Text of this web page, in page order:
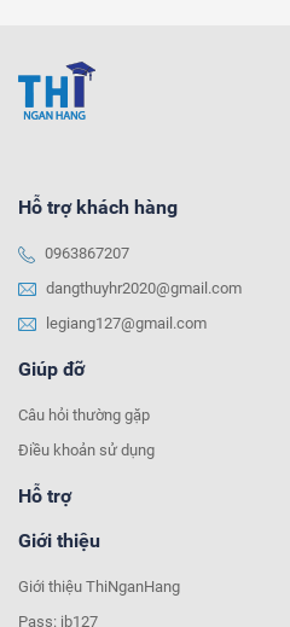
Hỗ trợ khách hàng
0963867207
dangthuyhr2020@gmail.com
legiang127@gmail.com
Giúp đỡ
Câu hỏi thường gặp
Điều khoản sử dụng
Hỗ trợ
Giới thiệu
Giới thiệu ThiNganHang
Pass: jb127